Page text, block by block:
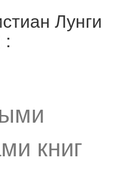
Лунги
:
книг